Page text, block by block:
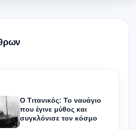
Ο Τιτανικός: Το ναυάγιο
που έγινε μύθος και
συγκλόνισε τον κόσμο